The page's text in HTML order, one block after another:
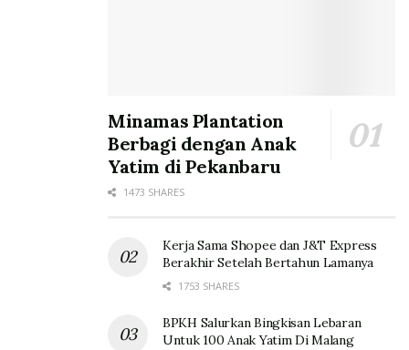
Minamas Plantation
Berbagi dengan Anak
Yatim di Pekanbaru
1473 SHARES
Kerja Sama Shopee dan J&T Express
Berakhir Setelah Bertahun Lamanya
1753 SHARES
BPKH Salurkan Bingkisan Lebaran
Untuk 100 Anak Yatim Di Malang